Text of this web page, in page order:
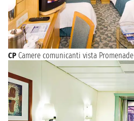
CP Camere comunicanti vista Promenade